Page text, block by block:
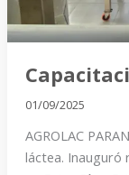
01/09/2025
AGROLAC
láctea. Inauguró